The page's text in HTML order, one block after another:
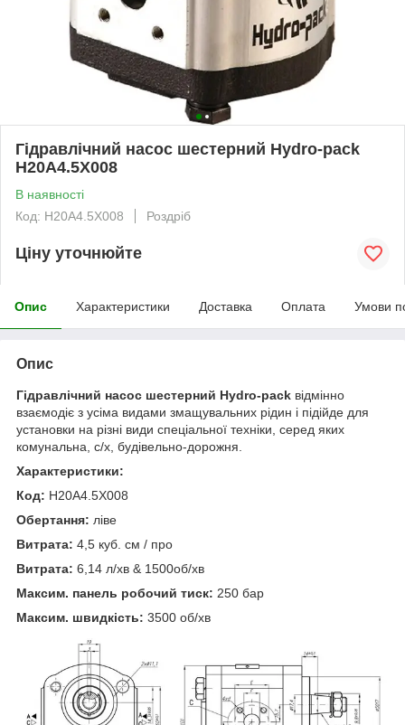
Гідравлічний насос шестерний Hydro-pack
H20A4.5X008
В наявності
Код: H20A4.5X008
Роздріб
Ціну уточнюйте
Опис Характеристики Доставка Оплата Умови
Опис
Гідравлічний насос шестерний Hydro-pack відмінно
взаємодіє з усіма видами змащувальних рідин і підійде для
установки на різні види спеціальної техніки, серед яких
комунальна, с/х, будівельно-дорожня.
Характеристики:
Код: H20A4.5X008
Обертання: ліве
Витрата: 4,5 куб. см / про
Витрата: 6,14 л/хв & 1500об/хв
Максим. панель робочий тиск: 250 бар
Максим. швидкість: 3500 об/хв